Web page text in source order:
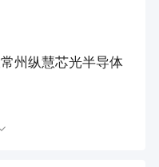
州纵慧芯光半导体